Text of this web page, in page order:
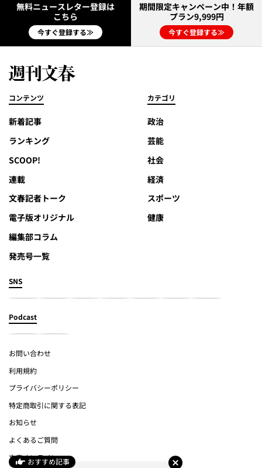
おすすめ記事
無料ニュースレター登録は
こちら
今すぐ登録する≫
期間限定キャンペーン中！年額
プラン9,999円
今すぐ登録する≫
コンテンツ
新着記事
ランキング
SCOOP!
連載
文春記者トーク
電子版オリジナル
編集部コラム
発売号一覧
カテゴリ
政治
芸能
社会
経済
スポーツ
健康
SNS
Podcast
お問い合わせ
利用規約
プライバシーポリシー
特定商取引に関する表記
お知らせ
よくあるご質問
文春オンライン